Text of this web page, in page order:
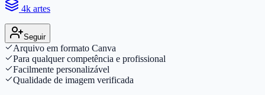
4k artes
Seguir
Arquivo em formato Canva
Para qualquer competência e profissional
Facilmente personalizável
Qualidade de imagem verificada